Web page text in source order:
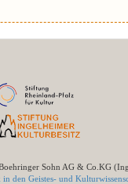
Sohn AG & Co.KG
den Geistes- und